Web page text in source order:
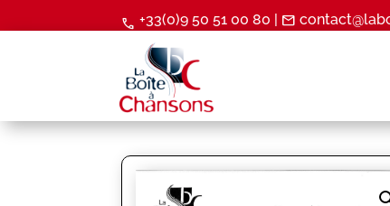
call +33(0)9 50 51 00 80 | mail